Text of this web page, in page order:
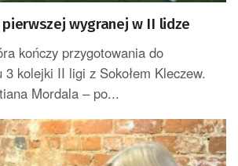
wygranej w II lidze
kończy przygotowania do
3 kolejki II ligi z Sokołem Kleczew.
Mordala – po...